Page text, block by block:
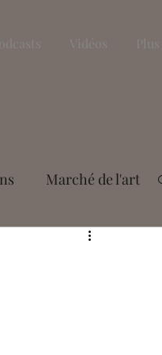
Vidéos Plus
Marché de l'art